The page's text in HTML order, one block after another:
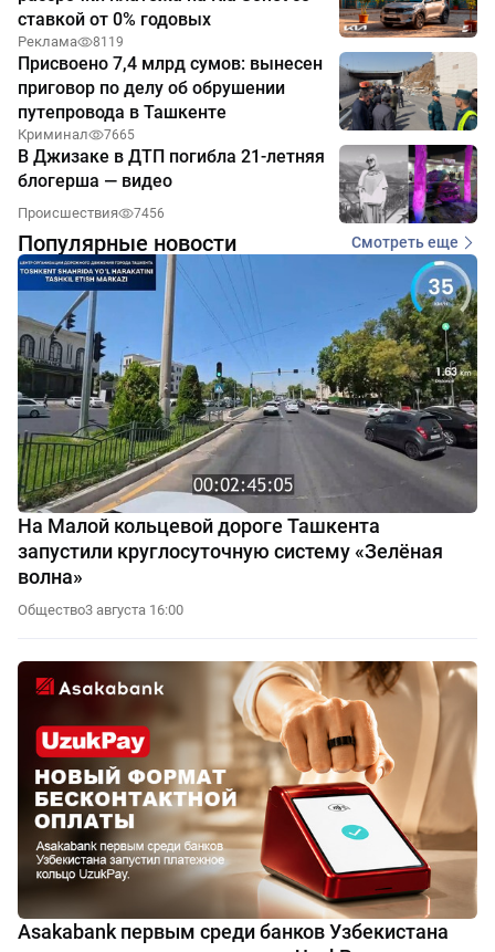
ставкой от 0% годовых
Реклама 8119
Присвоено 7,4 млрд сумов: вынесен
приговор по делу об обрушении
путепровода в Ташкенте
Криминал 7665
В Джизаке в ДТП погибла 21-летняя
блогерша — видео
Происшествия 7456
Популярные новости Смотреть еще
На Малой кольцевой дороге Ташкента
запустили круглосуточную систему «Зелёная
волна»
Общество3 августа 16:00
Asakabank первым среди банков Узбекистана